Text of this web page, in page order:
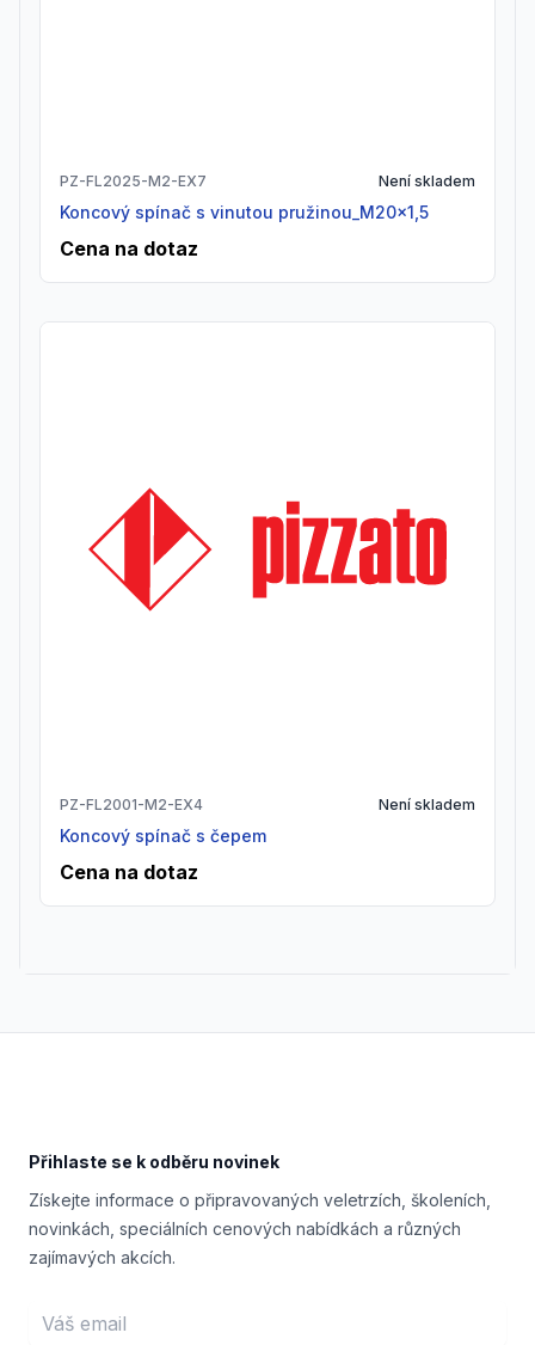
PZ-FL2025-M2-EX7 Není skladem
Koncový spínač s vinutou pružinou_M20x1,5
Cena na dotaz
PZ-FL2001-M2-EX4 Není skladem
Koncový spínač s čepem
Cena na dotaz
Přihlaste se k odběru novinek
Získejte informace o připravovaných veletrzích, školeních,
novinkách, speciálních cenových nabídkách a různých
zajímavých akcích.
Email address